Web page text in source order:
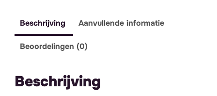
Beschrijving Aanvullende informatie
Beoordelingen (0)
Beschrijving